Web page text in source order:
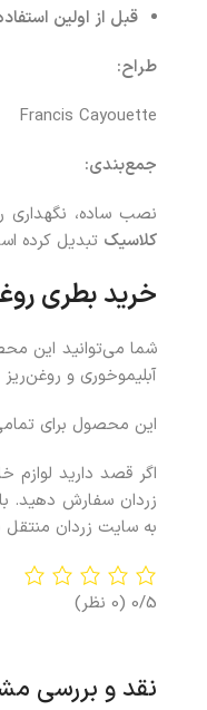
قبل از اولین
طراح:
Francis Cayouette
جمع‌بندی:
نصب ساده، نگهداری
کلاسیک تبدیل کرده
خرید بطری
شما می‌توانید این
آبلیموخوری و
این محصول برای
اگر قصد دارید
زردان سفارش دهید.
به سایت زردان منتقل
0/5 (0 نظر)
نقد و بررسی